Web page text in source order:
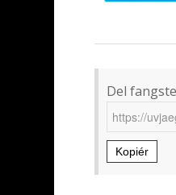
Del
Kopiér